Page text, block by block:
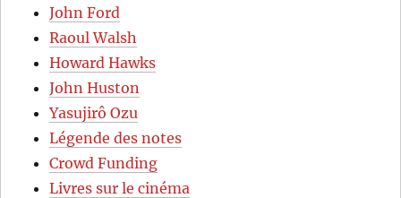
John Ford
Raoul Walsh
Howard Hawks
John Huston
Yasujirô Ozu
Légende des notes
Crowd Funding
Livres sur le cinéma